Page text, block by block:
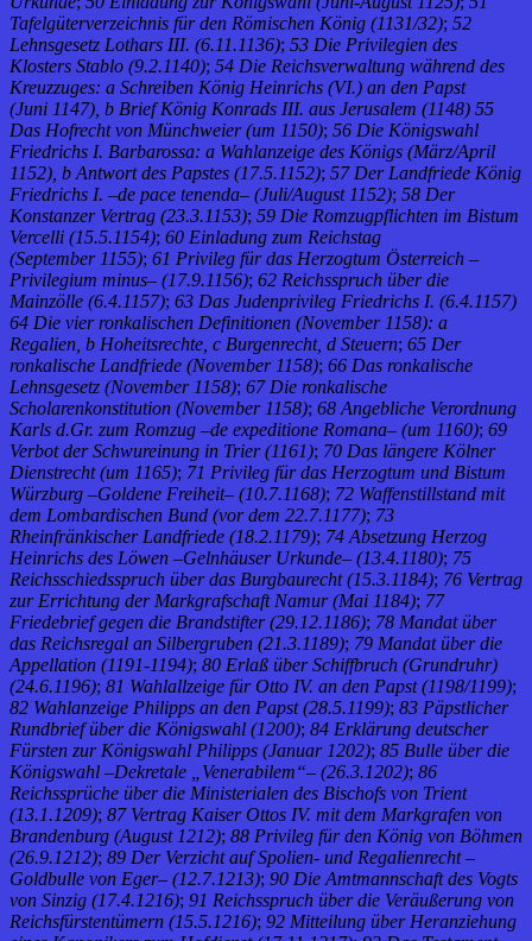
Tafelgüterverzeichnis für den Römischen König (1131/32); 52
Lehnsgesetz Lothars III. (6.11.1136); 53 Die Privilegien des
Klosters Stablo (9.2.1140); 54 Die Reichsverwaltung während des
Kreuzzuges: a Schreiben König Heinrichs (VI.) an den Papst
(Juni 1147), b Brief König Konrads III. aus Jerusalem (1148) 55
Das Hofrecht von Münchweier (um 1150); 56 Die Königswahl
Friedrichs I. Barbarossa: a Wahlanzeige des Königs (März/April
1152), b Antwort des Papstes (17.5.1152); 57 Der Landfriede König
Friedrichs I. –de pace tenenda– (Juli/August 1152); 58 Der
Konstanzer Vertrag (23.3.1153); 59 Die Romzugpflichten im Bistum
Vercelli (15.5.1154); 60 Einladung zum Reichstag
(September 1155); 61 Privileg für das Herzogtum Österreich –
Privilegium minus– (17.9.1156); 62 Reichsspruch über die
Mainzölle (6.4.1157); 63 Das Judenprivileg Friedrichs I. (6.4.1157)
64 Die vier ronkalischen Definitionen (November 1158): a
Regalien, b Hoheitsrechte, c Burgenrecht, d Steuern; 65 Der
ronkalische Landfriede (November 1158); 66 Das ronkalische
Lehnsgesetz (November 1158); 67 Die ronkalische
Scholarenkonstitution (November 1158); 68 Angebliche Verordnung
Karls d.Gr. zum Romzug –de expeditione Romana– (um 1160); 69
Verbot der Schwureinung in Trier (1161); 70 Das längere Kölner
Dienstrecht (um 1165); 71 Privileg für das Herzogtum und Bistum
Würzburg –Goldene Freiheit– (10.7.1168); 72 Waffenstillstand mit
dem Lombardischen Bund (vor dem 22.7.1177); 73
Rheinfränkischer Landfriede (18.2.1179); 74 Absetzung Herzog
Heinrichs des Löwen –Gelnhäuser Urkunde– (13.4.1180); 75
Reichsschiedsspruch über das Burgbaurecht (15.3.1184); 76 Vertrag
zur Errichtung der Markgrafschaft Namur (Mai 1184); 77
Friedebrief gegen die Brandstifter (29.12.1186); 78 Mandat über
das Reichsregal an Silbergruben (21.3.1189); 79 Mandat über die
Appellation (1191-1194); 80 Erlaß über Schiffbruch (Grundruhr)
(24.6.1196); 81 Wahlallzeige für Otto IV. an den Papst (1198/1199);
82 Wahlanzeige Philipps an den Papst (28.5.1199); 83 Päpstlicher
Rundbrief über die Königswahl (1200); 84 Erklärung deutscher
Fürsten zur Königswahl Philipps (Januar 1202); 85 Bulle über die
Königswahl –Dekretale „Venerabilem“– (26.3.1202); 86
Reichssprüche über die Ministerialen des Bischofs von Trient
(13.1.1209); 87 Vertrag Kaiser Ottos IV. mit dem Markgrafen von
Brandenburg (August 1212); 88 Privileg für den König von Böhmen
(26.9.1212); 89 Der Verzicht auf Spolien- und Regalienrecht –
Goldbulle von Eger– (12.7.1213); 90 Die Amtmannschaft des Vogts
von Sinzig (17.4.1216); 91 Reichsspruch über die Veräußerung von
Reichsfürstentümern (15.5.1216); 92 Mitteilung über Heranziehung